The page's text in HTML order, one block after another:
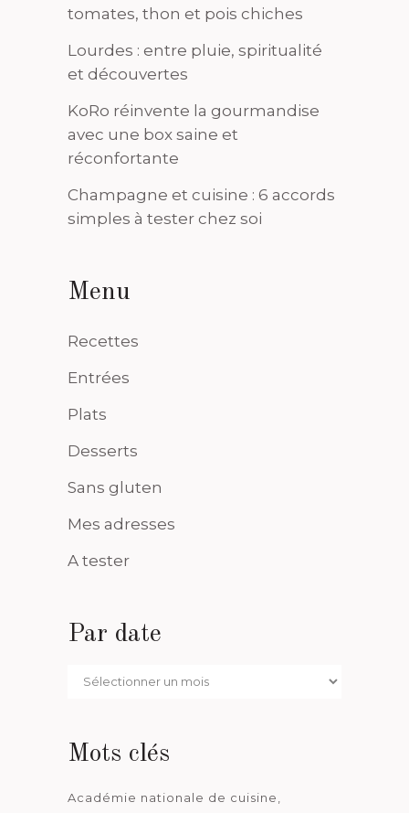
tomates, thon et pois chiches
Lourdes : entre pluie, spiritualité
et découvertes
KoRo réinvente la gourmandise
avec une box saine et
réconfortante
Champagne et cuisine : 6 accords
simples à tester chez soi
Menu
Recettes
Entrées
Plats
Desserts
Sans gluten
Mes adresses
A tester
Par date
Par
Mots clés
Académie nationale de cuisine